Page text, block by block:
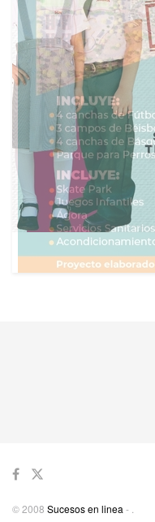
© 2008 Sucesos en linea -